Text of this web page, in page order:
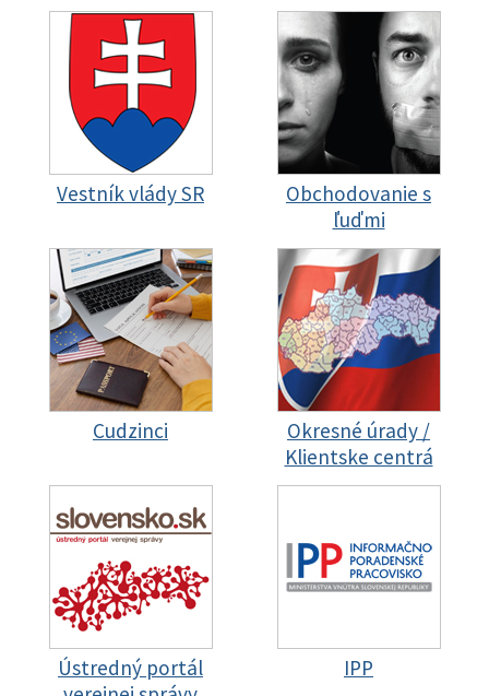
Vestník vlády SR
Obchodovanie s
ľuďmi
Cudzinci
Okresné úrady /
Klientske centrá
Ústredný portál
IPP